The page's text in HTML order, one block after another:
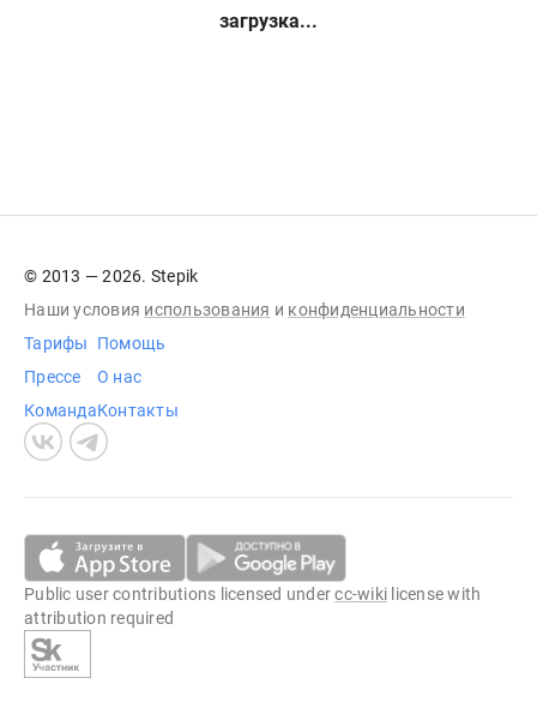
загрузка...
© 2013 — 2026. Stepik
Наши условия использования и конфиденциальности
Тарифы
Прессе
Команда
Помощь
О нас
Контакты
Public user contributions licensed undercc-wiki license with
attribution required